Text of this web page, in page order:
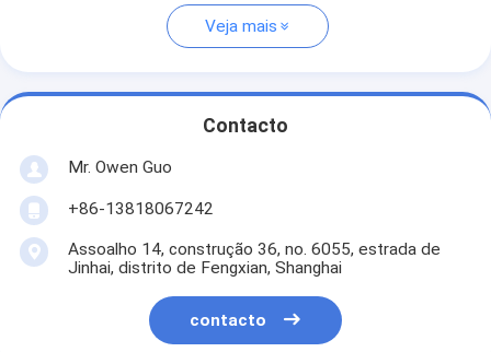
Veja mais
Contacto
Mr. Owen Guo
+86-13818067242
Assoalho 14, construção 36, no. 6055, estrada de
Jinhai, distrito de Fengxian, Shanghai
contacto